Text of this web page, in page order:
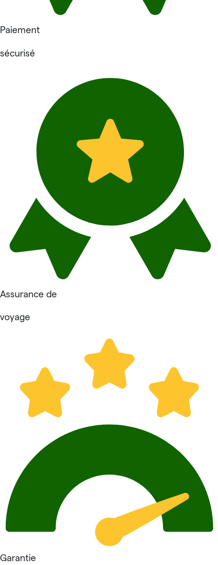
Paiement
sécurisé
Assurance de
voyage
Garantie